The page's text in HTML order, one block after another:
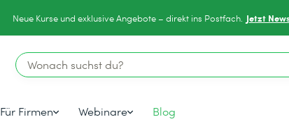
Neue Kurse und exklusive Angebote – direkt ins Postfach. Jetzt
Für Firmen Webinare Blog